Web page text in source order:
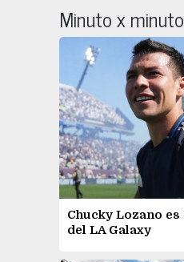
Minuto x minuto
Chucky Lozano
del LA Galaxy